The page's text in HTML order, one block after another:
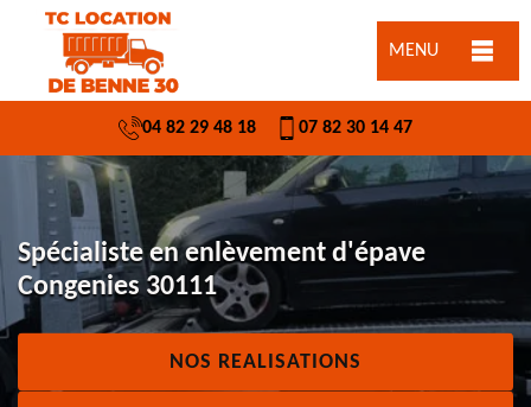
MENU
04 82 29 48 18 07 82 30 14 47
Spécialiste en enlèvement d'épave
Congenies 30111
NOS REALISATIONS